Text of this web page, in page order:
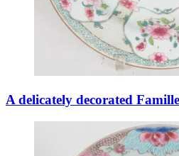
A delicately decorated